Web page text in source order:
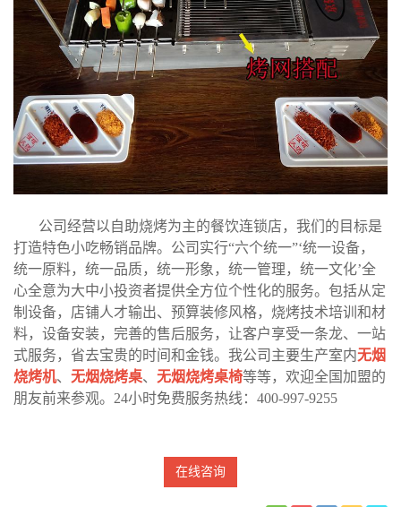
公司经营以自助烧烤为主的餐饮连锁店，我们的目标是
打造特色小吃畅销品牌。公司实行“六个统一”‘统一设备，
统一原料，统一品质，统一形象，统一管理，统一文化’全
心全意为大中小投资者提供全方位个性化的服务。包括从定
制设备，店铺人才输出、预算装修风格，烧烤技术培训和材
料，设备安装，完善的售后服务，让客户享受一条龙、一站
式服务，省去宝贵的时间和金钱。我公司主要生产室内无烟
烧烤机、 无烟烧烤桌、 无烟烧烤桌椅等等，欢迎全国加盟的
朋友前来参观。24小时免费服务热线：400-997-9255
在线咨询